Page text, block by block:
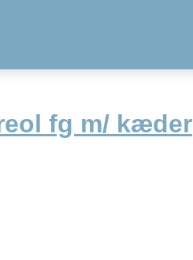
fg m/ kæder